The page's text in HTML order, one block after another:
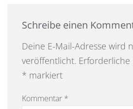
Schreibe einen
Deine E-Mail-Adresse wird
veröffentlicht.
* markiert
Kommentar *
Alternative: